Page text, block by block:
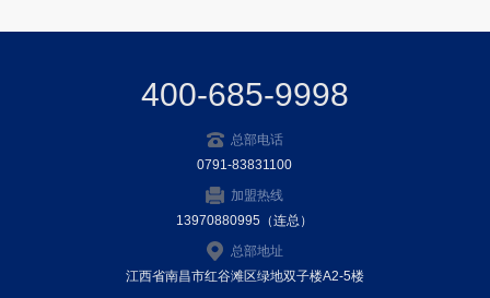
400-685-9998
总部电话
0791-83831100
加盟热线
13970880995（连总）
总部地址
江西省南昌市红谷滩区绿地双子楼A2-5楼